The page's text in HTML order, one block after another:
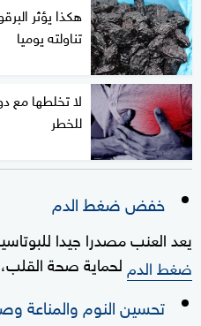
هكذا يؤثر
تناولته يوميا
للخطر
خفض ضغط الدم
يعد العنب مصدرا جيدا
ضغط الدم لحماية صحة القلب،
تحسين النوم والمناعة